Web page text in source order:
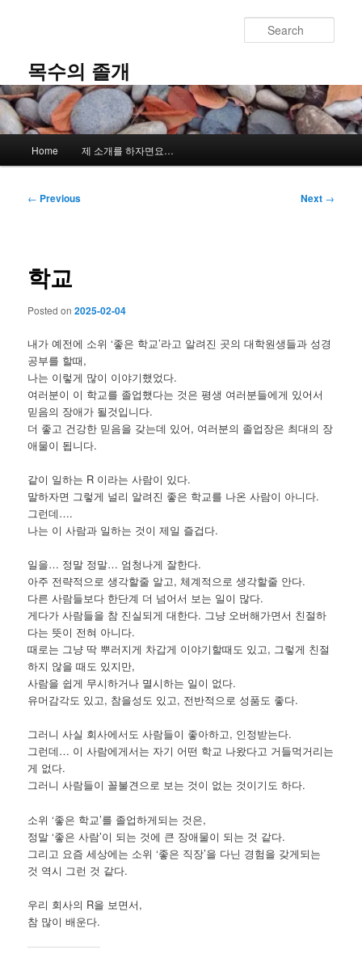
content목수의 졸개
Home 제 소개를 하자면요…
Post
← Previous Next →
학교
Posted on2025-02-04
내가 예전에 소위 ‘좋은 학교’라고 알려진 곳의 대학원생들과 성경
공부를 할때,
나는 이렇게 많이 이야기했었다.
여러분이 이 학교를 졸업했다는 것은 평생 여러분들에게 있어서
믿음의 장애가 될것입니다.
더 좋고 건강한 믿음을 갖는데 있어, 여러분의 졸업장은 최대의 장
애물이 됩니다.
같이 일하는 R 이라는 사람이 있다.
말하자면 그렇게 널리 알려진 좋은 학교를 나온 사람이 아니다.
그런데….
나는 이 사람과 일하는 것이 제일 즐겁다.
일을… 정말 정말… 엄청나게 잘한다.
아주 전략적으로 생각할줄 알고, 체계적으로 생각할줄 안다.
다른 사람들보다 한단계 더 넘어서 보는 일이 많다.
게다가 사람들을 참 진실되게 대한다. 그냥 오버해가면서 친절하
다는 뜻이 전혀 아니다.
때로는 그냥 딱 뿌러지게 차갑게 이야기할때도 있고, 그렇게 친절
하지 않을 때도 있지만,
사람을 쉽게 무시하거나 멸시하는 일이 없다.
유머감각도 있고, 참을성도 있고, 전반적으로 성품도 좋다.
그러니 사실 회사에서도 사람들이 좋아하고, 인정받는다.
그런데… 이 사람에게서는 자기 어떤 학교 나왔다고 거들먹거리는
게 없다.
그러니 사람들이 꼴불견으로 보는 것이 없는 것이기도 하다.
소위 ‘좋은 학교’를 졸업하게되는 것은,
정말 ‘좋은 사람’이 되는 것에 큰 장애물이 되는 것 같다.
그리고 요즘 세상에는 소위 ‘좋은 직장’을 다닌 경험을 갖게되는
것 역시 그런 것 같다.
우리 회사의 R을 보면서,
참 많이 배운다.